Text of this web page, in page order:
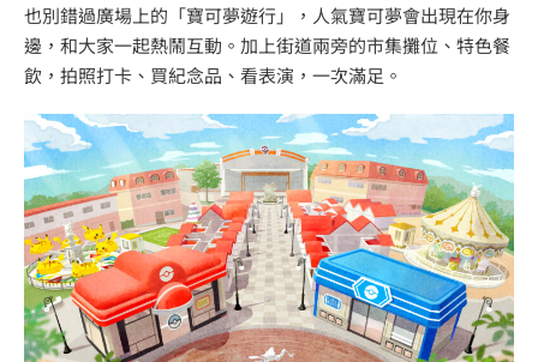
也別錯過廣場上的「寶可夢遊行」，人氣寶可夢會出現在你身
邊，和大家一起熱鬧互動。加上街道兩旁的市集攤位、特色餐
飲，拍照打卡、買紀念品、看表演，一次滿足。